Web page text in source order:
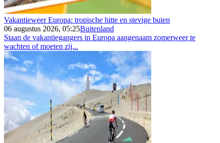
Vakantieweer Europa: tropische hitte en stevige buien
06 augustus 2026, 05:25Buitenland
Staan de vakantiegangers in Europa aangenaam zomerweer te
wachten of moeten zij...